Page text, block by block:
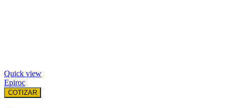
Quick view
Epiroc
COTIZAR